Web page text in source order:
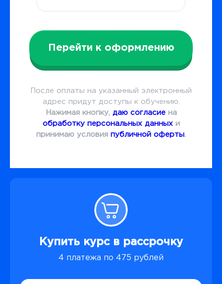
Перейти к оформлению
После оплаты на указанный электронный
адрес придут доступы к обучению.
Нажимая кнопку, даю согласиена
обработку персональных данныхи
принимаю условия публичной оферты.
Купить курс в рассрочку
4 платежа по 475 рублей